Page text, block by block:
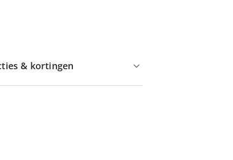
& kortingen